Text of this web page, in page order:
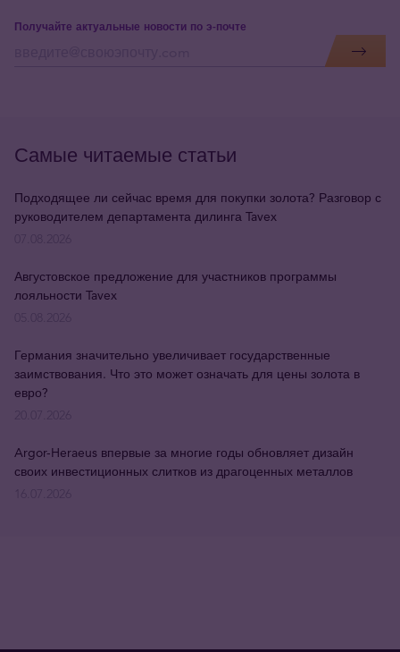
Получайте актуальные новости по э-почте
Самые читаемые статьи
Подходящее ли сейчас время для покупки золота? Разговор с
руководителем департамента дилинга Tavex
Августовское предложение для участников программы
лояльности Tavex
Германия значительно увеличивает государственные
заимствования. Что это может означать для цены золота в
евро?
Argor-Heraeus впервые за многие годы обновляет дизайн
своих инвестиционных слитков из драгоценных металлов